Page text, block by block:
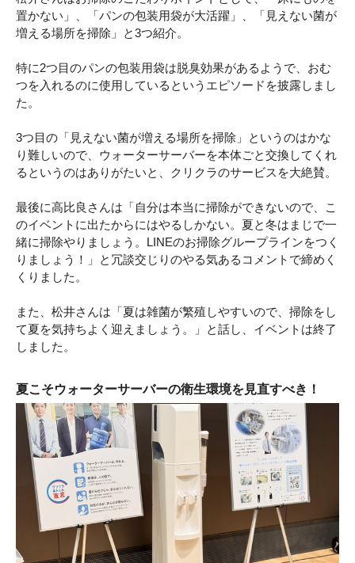
置かない」、「パンの包装用袋が大活躍」、「見えない菌が
増える場所を掃除」と3つ紹介。
特に2つ目のパンの包装用袋は脱臭効果があるようで、おむ
つを入れるのに使用しているというエピソードを披露しまし
た。
3つ目の「見えない菌が増える場所を掃除」というのはかな
り難しいので、ウォーターサーバーを本体ごと交換してくれ
るというのはありがたいと、クリクラのサービスを大絶賛。
最後に高比良さんは「自分は本当に掃除ができないので、こ
のイベントに出たからにはやるしかない。夏と冬はまじで一
緒に掃除やりましょう。LINEのお掃除グループラインをつく
りましょう！」と冗談交じりのやる気あるコメントで締めく
くりました。
また、松井さんは「夏は雑菌が繁殖しやすいので、掃除をし
て夏を気持ちよく迎えましょう。」と話し、イベントは終了
しました。
夏こそウォーターサーバーの衛生環境を見直すべき！